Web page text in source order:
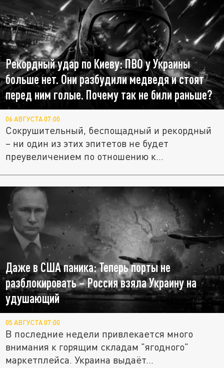
Рекордный удар по Киеву: ПВО у Украины
больше нет. Они разбудили медведя и стоят
перед ним голые. Почему так не били раньше?
06 АВГУСТА 07:00
Сокрушительный, беспощадный и рекордный
– ни один из этих эпитетов не будет
преувеличением по отношению к...
Даже в США паника: Теперь порты не
разблокировать – Россия взяла Украину на
удушающий
05 АВГУСТА 07:00
В последние недели привлекается много
внимания к горящим складам "ягодного"
маркетплейса. Украина выдаёт...